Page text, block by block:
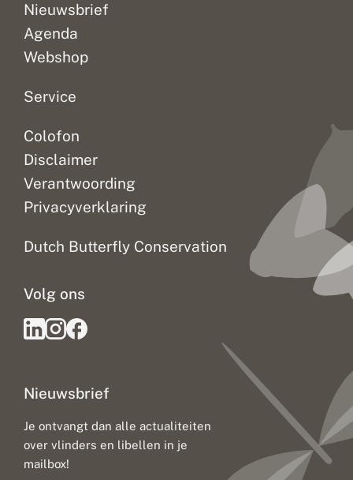
Nieuwsbrief
Agenda
Webshop
Service
Colofon
Disclaimer
Verantwoording
Privacyverklaring
Dutch Butterfly Conservation
Nieuwsbrief
Je ontvangt dan alle actualiteiten
over vlinders en libellen in je
mailbox!
Volg ons